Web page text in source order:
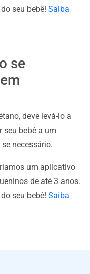
seu bebê! Saiba
se
deve levá-lo a
seu bebê a um
necessário.
um aplicativo
de até 3 anos.
seu bebê! Saiba